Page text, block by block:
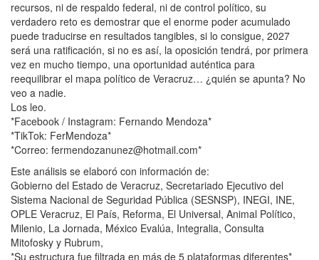
recursos, ni de respaldo federal, ni de control político, su
verdadero reto es demostrar que el enorme poder acumulado
puede traducirse en resultados tangibles, si lo consigue, 2027
será una ratificación, si no es así, la oposición tendrá, por primera
vez en mucho tiempo, una oportunidad auténtica para
reequilibrar el mapa político de Veracruz… ¿quién se apunta? No
veo a nadie.
Los leo.
*Facebook / Instagram: Fernando Mendoza*
*TikTok: FerMendoza*
*Correo: fermendozanunez@hotmail.com*
Este análisis se elaboró con información de:
Gobierno del Estado de Veracruz, Secretariado Ejecutivo del
Sistema Nacional de Seguridad Pública (SESNSP), INEGI, INE,
OPLE Veracruz, El País, Reforma, El Universal, Animal Político,
Milenio, La Jornada, México Evalúa, Integralia, Consulta
Mitofosky y Rubrum,
*Su estructura fue filtrada en más de 5 plataformas diferentes*